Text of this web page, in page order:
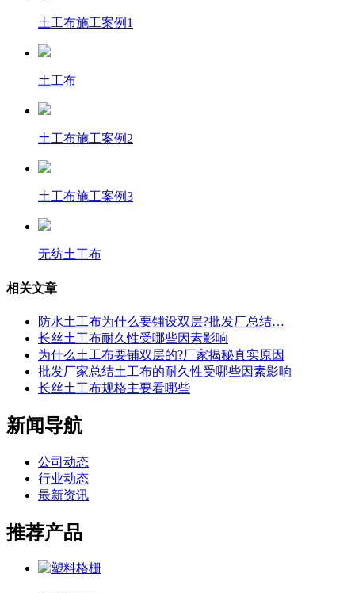
土工布施工案例1
土工布
土工布施工案例2
土工布施工案例3
无纺土工布
相关文章
防水土工布为什么要铺设双层?批发厂总结…
长丝土工布耐久性受哪些因素影响
为什么土工布要铺双层的?厂家揭秘真实原因
批发厂家总结土工布的耐久性受哪些因素影响
长丝土工布规格主要看哪些
新闻导航
公司动态
行业动态
最新资讯
推荐产品